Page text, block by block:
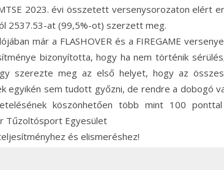
2023. évi összetett versenysorozaton elért
2537.53-at (99,5%-ot) szerzett meg.
már a FLASHOVER és a FIREGAME
bizonyította, hogy ha nem történik
szerezte meg az első helyet, hogy az
egyikén sem tudott győzni, de rendre a dobogó
köszönhetően több mint 100
Tűzoltósport Egyesület
és elismeréshez!